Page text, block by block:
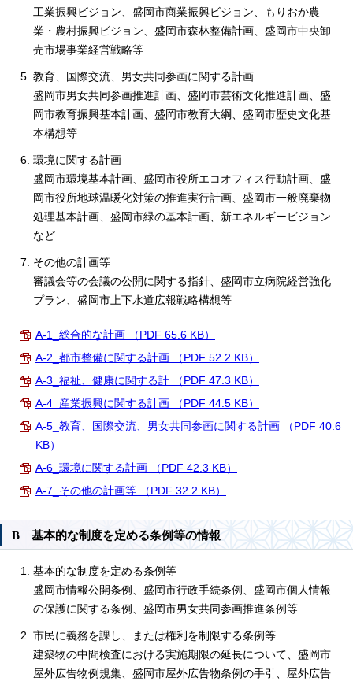
工業振興ビジョン、盛岡市商業振興ビジョン、もりおか農
業・農村振興ビジョン、盛岡市森林整備計画、盛岡市中央卸
売市場事業経営戦略等
教育、国際交流、男女共同参画に関する計画
盛岡市男女共同参画推進計画、盛岡市芸術文化推進計画、盛
岡市教育振興基本計画、盛岡市教育大綱、盛岡市歴史文化基
本構想等
環境に関する計画
盛岡市環境基本計画、盛岡市役所エコオフィス行動計画、盛
岡市役所地球温暖化対策の推進実行計画、盛岡市一般廃棄物
処理基本計画、盛岡市緑の基本計画、新エネルギービジョン
など
その他の計画等
審議会等の会議の公開に関する指針、盛岡市立病院経営強化
プラン、盛岡市上下水道広報戦略構想等
A-1_総合的な計画 （PDF 65.6 KB）
A-2_都市整備に関する計画 （PDF 52.2 KB）
A-3_福祉、健康に関する計 （PDF 47.3 KB）
A-4_産業振興に関する計画 （PDF 44.5 KB）
A-5_教育、国際交流、男女共同参画に関する計画 （PDF 40.6
KB）
A-6_環境に関する計画 （PDF 42.3 KB）
A-7_その他の計画等 （PDF 32.2 KB）
B 基本的な制度を定める条例等の情報
基本的な制度を定める条例等
盛岡市情報公開条例、盛岡市行政手続条例、盛岡市個人情報
の保護に関する条例、盛岡市男女共同参画推進条例等
市民に義務を課し、または権利を制限する条例等
建築物の中間検査における実施期限の延長について、盛岡市
屋外広告物例規集、盛岡市屋外広告物条例の手引、屋外広告